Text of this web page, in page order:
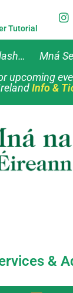
Tutorial
Mná
upcoming
Info &
&